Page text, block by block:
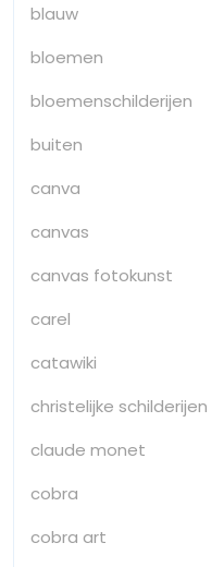
blauw
bloemen
bloemenschilderijen
buiten
canva
canvas
canvas fotokunst
carel
catawiki
christelijke schilderijen
claude monet
cobra
cobra art